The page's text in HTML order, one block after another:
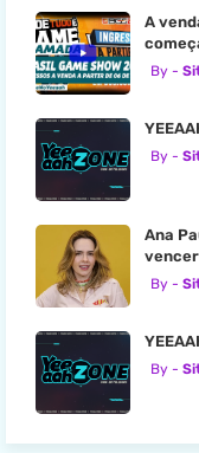
A
Ana
vencer